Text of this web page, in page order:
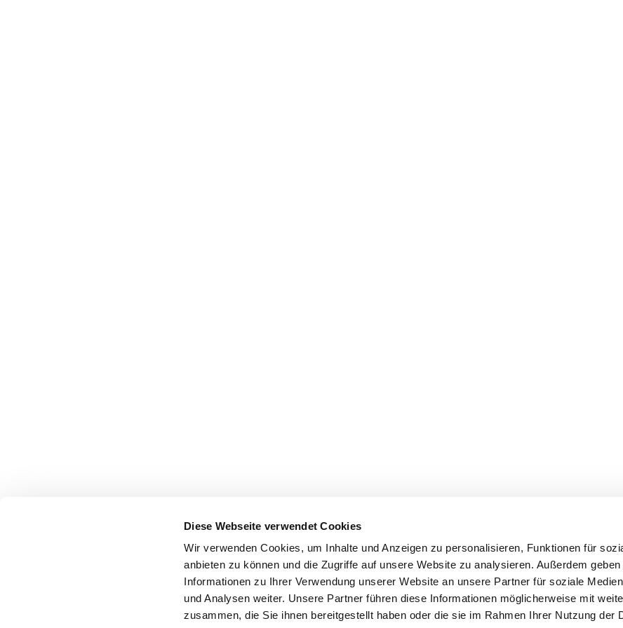
Diese Webseite verwendet Cookies
Wir verwenden Cookies, um Inhalte und Anzeigen zu personalisieren, Funktionen für
anbieten zu können und die Zugriffe auf unsere Website zu analysieren. Außerdem geben
Informationen zu Ihrer Verwendung unserer Website an unsere Partner für soziale
und Analysen weiter. Unsere Partner führen diese Informationen möglicherweise mit
zusammen, die Sie ihnen bereitgestellt haben oder die sie im Rahmen Ihrer Nutzung der